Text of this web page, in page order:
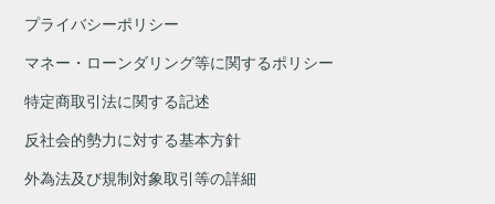
プライバシーポリシー
マネー・ローンダリング等に関するポリシー
特定商取引法に関する記述
反社会的勢力に対する基本方針
外為法及び規制対象取引等の詳細